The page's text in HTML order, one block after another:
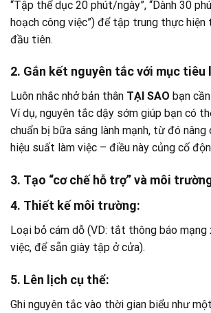
“Tập thể dục 20 phút/ngày”, “Dành 30
hoạch công việc”) để tập trung thực hiện
đầu tiên.
2. Gắn kết nguyên tắc với mục tiêu
Luôn nhắc nhở bản thân TẠI SAO bạn
Ví dụ, nguyên tắc dậy sớm giúp bạn có
chuẩn bị bữa sáng lành mạnh, từ đó nâng
hiệu suất làm việc – điều này củng cố
3. Tạo “cơ chế hỗ trợ” và môi
4. Thiết kế môi trường:
Loại bỏ cám dỗ (VD: tắt thông báo mạng
việc, để sẵn giày tập ở cửa).
5. Lên lịch cụ thể:
Ghi nguyên tắc vào thời gian biểu như